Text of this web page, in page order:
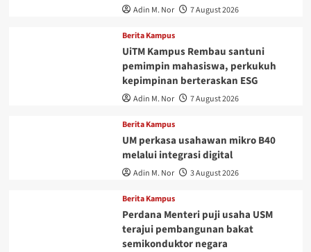
Adin M. Nor 7 August 2026
Berita Kampus
UiTM Kampus Rembau santuni
pemimpin mahasiswa, perkukuh
kepimpinan berteraskan ESG
Adin M. Nor 7 August 2026
Berita Kampus
UM perkasa usahawan mikro B40
melalui integrasi digital
Adin M. Nor 3 August 2026
Berita Kampus
Perdana Menteri puji usaha USM
terajui pembangunan bakat
semikonduktor negara